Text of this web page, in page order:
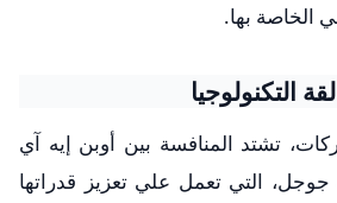
الخاصة بها.
التكنولوجيا
تشتد المنافسة بين أوبن إيه آي
جوجل، التي تعمل علي تعزيز قدراتها